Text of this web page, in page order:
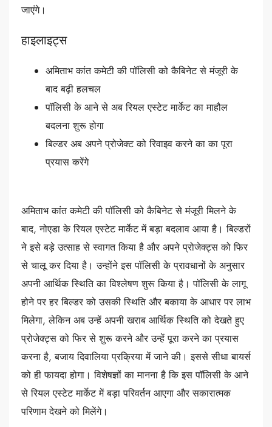
जाएंगे।
हाइलाइट्स
अमिताभ कांत कमेटी की पॉलिसी को कैबिनेट से मंजूरी के
बाद बढ़ी हलचल
पॉलिसी के आने से अब रियल एस्टेट मार्केट का माहौल
बदलना शुरू होगा
बिल्डर अब अपने प्रोजेक्ट को रिवाइव करने का का पूरा
प्रयास करेंगे
अमिताभ कांत कमेटी की पॉलिसी को कैबिनेट से मंजूरी मिलने के
बाद, नोएडा के रियल एस्टेट मार्केट में बड़ा बदलाव आया है। बिल्डरों
ने इसे बड़े उत्साह से स्वागत किया है और अपने प्रोजेक्ट्स को फिर
से चालू कर दिया है। उन्होंने इस पॉलिसी के प्रावधानों के अनुसार
अपनी आर्थिक स्थिति का विश्लेषण शुरू किया है। पॉलिसी के लागू
होने पर हर बिल्डर को उसकी स्थिति और बकाया के आधार पर लाभ
मिलेगा, लेकिन अब उन्हें अपनी खराब आर्थिक स्थिति को देखते हुए
प्रोजेक्ट्स को फिर से शुरू करने और उन्हें पूरा करने का प्रयास
करना है, बजाय दिवालिया प्रक्रिया में जाने की। इससे सीधा बायर्स
को ही फायदा होगा। विशेषज्ञों का मानना है कि इस पॉलिसी के आने
से रियल एस्टेट मार्केट में बड़ा परिवर्तन आएगा और सकारात्मक
परिणाम देखने को मिलेंगे।